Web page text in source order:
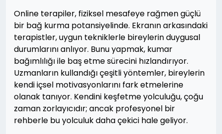
Online terapiler, fiziksel mesafeye rağmen güçlü
bir bağ kurma potansiyelinde. Ekranın arkasındaki
terapistler, uygun tekniklerle bireylerin duygusal
durumlarını anlıyor. Bunu yapmak, kumar
bağımlılığı ile baş etme sürecini hızlandırıyor.
Uzmanların kullandığı çeşitli yöntemler, bireylerin
kendi içsel motivasyonlarını fark etmelerine
olanak tanıyor. Kendini keşfetme yolculuğu, çoğu
zaman zorlayıcıdır; ancak profesyonel bir
rehberle bu yolculuk daha çekici hale geliyor.